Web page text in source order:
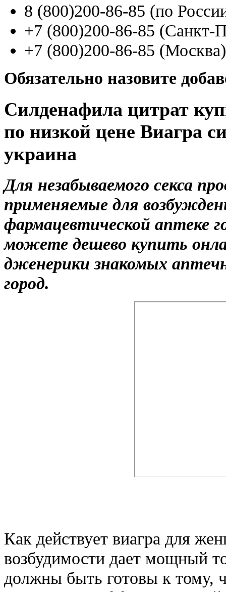
8 (800)200-86-85 (по
+7 (800)200-86-85 (Санкт-
+7 (800)200-86-85 (Москва)
Обязательно назовите
Силденафила цитрат
по низкой цене Виагра
украина
Для незабываемого секса
применяемые для
фармацевтической аптеке
можете дешево купить
дженерики знакомых
город.
Как действует виагра для
возбудимости дает мощный
должны быть готовы к